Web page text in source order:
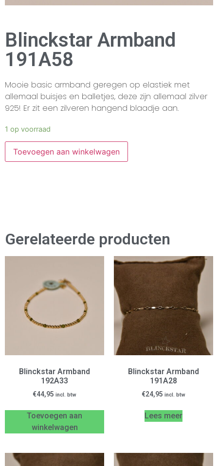
Blinckstar Armband
191A58
Mooie basic armband geregen op elastiek met
allemaal buisjes en balletjes, deze zijn allemaal zilver
925! Er zit een zilveren hangend blaadje aan.
1 op voorraad
Toevoegen aan winkelwagen
Gerelateerde producten
Blinckstar Armband
192A33
€44,95 incl. btw
Toevoegen aan
winkelwagen
Blinckstar Armband
191A28
€24,95 incl. btw
Lees meer